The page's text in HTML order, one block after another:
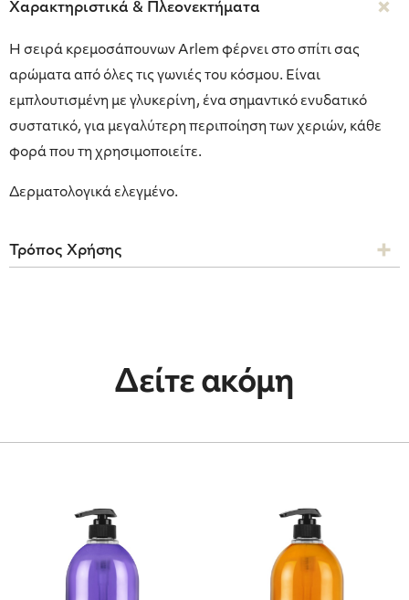
Χαρακτηριστικά & Πλεονεκτήματα
Η σειρά κρεμοσάπουνων Arlem φέρνει στο σπίτι σας
αρώματα από όλες τις γωνιές του κόσμου. Είναι
εμπλουτισμένη με γλυκερίνη, ένα σημαντικό ενυδατικό
συστατικό, για μεγαλύτερη περιποίηση των χεριών, κάθε
φορά που τη χρησιμοποιείτε.
Δερματολογικά ελεγμένο.
Τρόπος Χρήσης
Δείτε ακόμη